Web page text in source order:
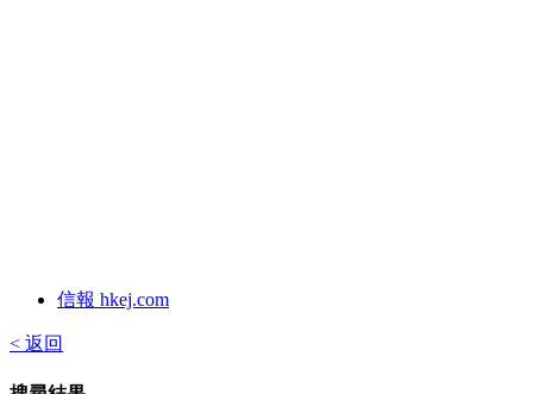
信報 hkej.com
< 返回